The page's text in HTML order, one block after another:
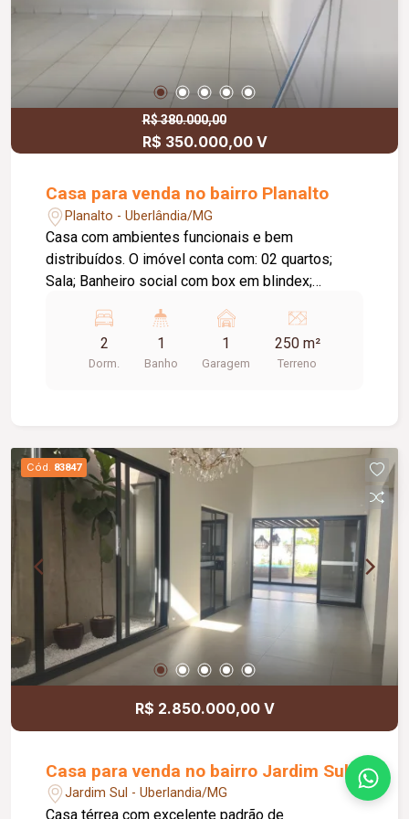
instalação de elevador; Ambientes amplos e
integrados; Suíte no piso térreo; Suíte master no
pavimento superior; O condomínio oferece:
Portaria monitorada; Monitoramento por câmeras;
Rondas de vigilância; Quadras esportivas; Salão
de festas; Espaço gourmet; Playground; Áreas
verdes; Espaços de convivência; Excelente
aproveitamento dos espaços.
R$ 380.000,00
R$ 350.000,00 V
Casa para venda no bairro Planalto
Planalto - Uberlândia/MG
Casa com ambientes funcionais e bem
distribuídos. O imóvel conta com: 02 quartos;
Sala; Banheiro social com box em blindex;
coberta; Diferenciais do imóvel: Cozinha com
armários; Banheiro com box em blindex;
Ambientes funcionais e bem distribuídos.
2
Dorm.
1
Banho
1
Garagem
250 m²
Terreno
Cód. 83847
R$ 2.850.000,00 V
Casa para venda no bairro Jardim Sul
Jardim Sul - Uberlandia/MG
Casa térrea com excelente padrão de